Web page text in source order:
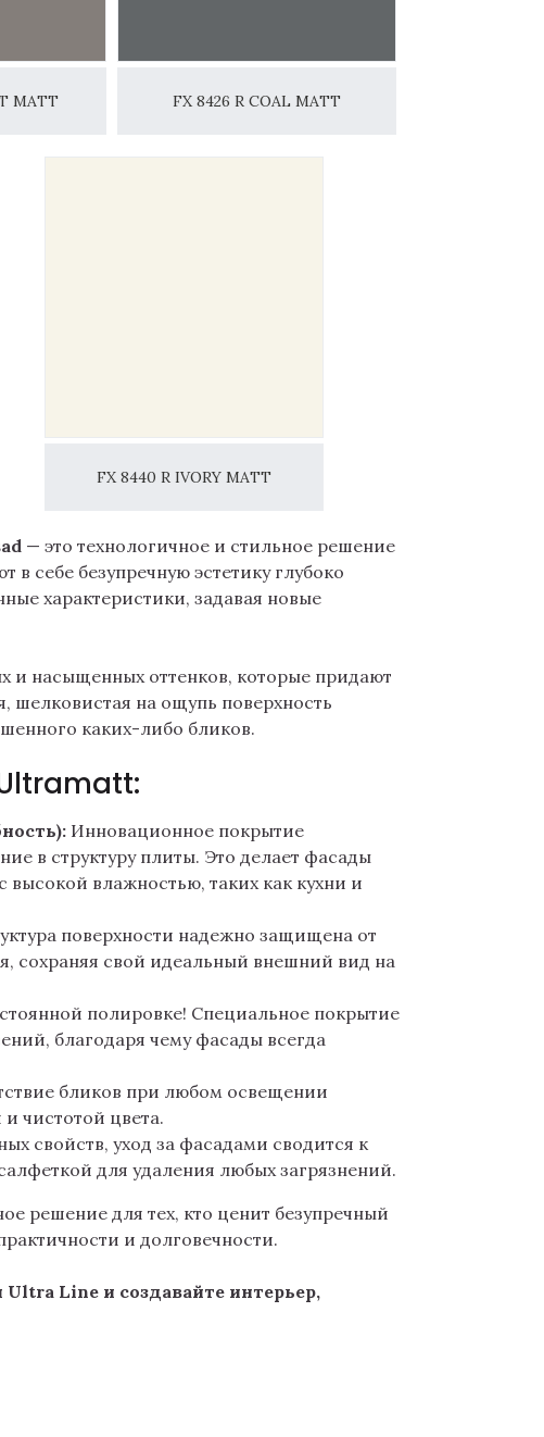
MATT FX 8426 R COAL MATT
FX 8440 R IVORY MATT
— это технологичное и стильное решение
себе безупречную эстетику глубоко
характеристики, задавая новые
и насыщенных оттенков, которые придают
шелковистая на ощупь поверхность
каких-либо бликов.
Инновационное покрытие
в структуру плиты. Это делает фасады
влажностью, таких как кухни и
поверхности надежно защищена от
сохраняя свой идеальный внешний вид на
полировке! Специальное покрытие
благодаря чему фасады всегда
бликов при любом освещении
чистотой цвета.
свойств, уход за фасадами сводится к
для удаления любых загрязнений.
решение для тех, кто ценит безупречный
и долговечности.
Line и создавайте интерьер,